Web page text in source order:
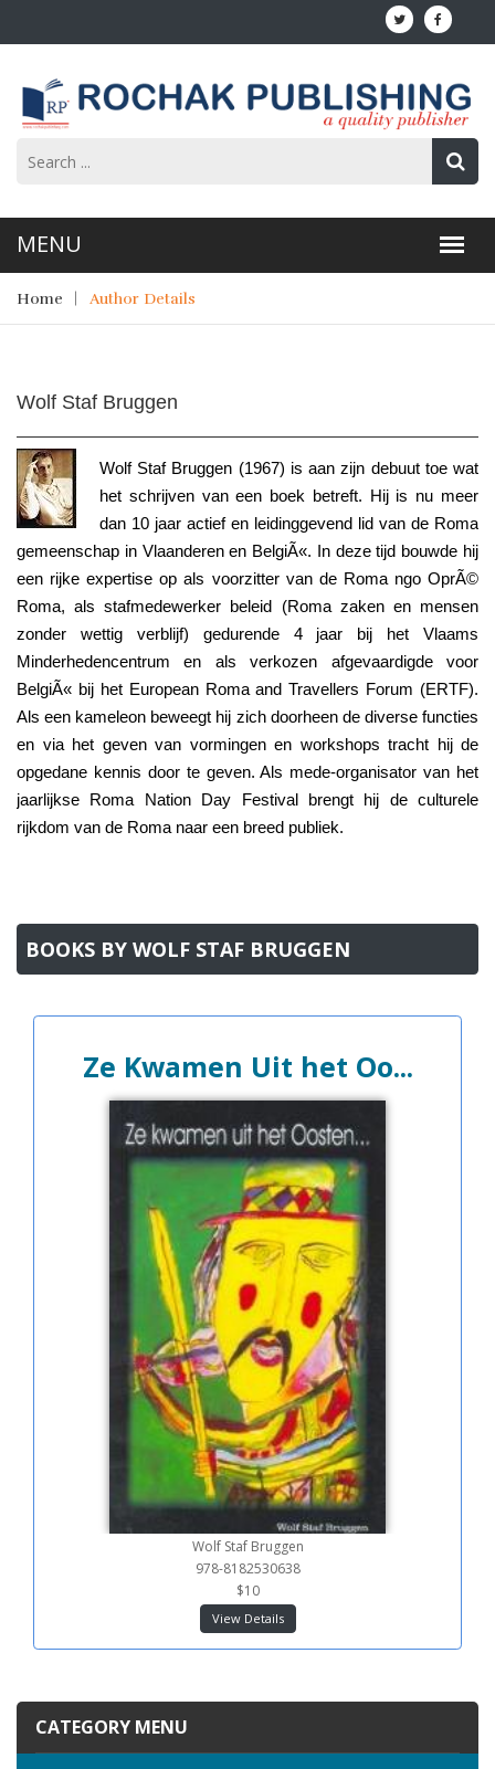
Home Author Details
CATEGORY MENU
Wolf Staf Bruggen
Wolf Staf Bruggen (1967) is aan zijn debuut toe wat
het schrijven van een boek betreft. Hij is nu meer
dan 10 jaar actief en leidinggevend lid van de Roma
gemeenschap in Vlaanderen en BelgiÃ«. In deze tijd bouwde hij
een rijke expertise op als voorzitter van de Roma ngo OprÃ©
Roma, als stafmedewerker beleid (Roma zaken en mensen
zonder wettig verblijf) gedurende 4 jaar bij het Vlaams
Minderhedencentrum en als verkozen afgevaardigde voor
BelgiÃ« bij het European Roma and Travellers Forum (ERTF).
Als een kameleon beweegt hij zich doorheen de diverse functies
en via het geven van vormingen en workshops tracht hij de
opgedane kennis door te geven. Als mede-organisator van het
jaarlijkse Roma Nation Day Festival brengt hij de culturele
rijkdom van de Roma naar een breed publiek.
BOOKS BY WOLF STAF BRUGGEN
Ze Kwamen Uit het Oo...
Wolf Staf Bruggen
978-8182530638
$10
View Details